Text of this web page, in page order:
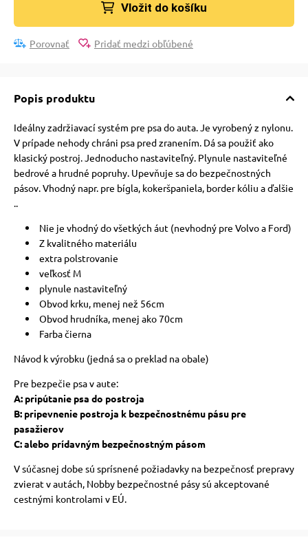
Vložit do košíku
Porovnať Pridať medzi obľúbené
Popis produktu
Ideálny zadržiavací systém pre psa do auta. Je vyrobený z nylonu.
V prípade nehody chráni psa pred zranením. Dá sa použiť ako
klasický postroj. Jednoducho nastaviteľný. Plynule nastaviteľné
bedrové a hrudné popruhy. Upevňuje sa do bezpečnostných
pásov. Vhodný napr. pre bígla, kokeršpaniela, border kóliu a ďalšie
..
Nie je vhodný do všetkých áut (nevhodný pre Volvo a Ford)
Z kvalitného materiálu
extra polstrovanie
veľkosť M
plynule nastaviteľný
Obvod krku, menej než 56cm
Obvod hrudníka, menej ako 70cm
Farba čierna
Návod k výrobku (jedná sa o preklad na obale)
Pre bezpečie psa v aute:
A: pripútanie psa do postroja
B: pripevnenie postroja k bezpečnostnému pásu pre
pasažierov
C: alebo prídavným bezpečnostným pásom
V súčasnej dobe sú sprísnené požiadavky na bezpečnosť prepravy
zvierat v autách, Nobby bezpečnostné pásy sú akceptované
cestnými kontrolami v EÚ.